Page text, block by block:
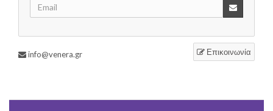
Επικοινωνία
info@venera.gr